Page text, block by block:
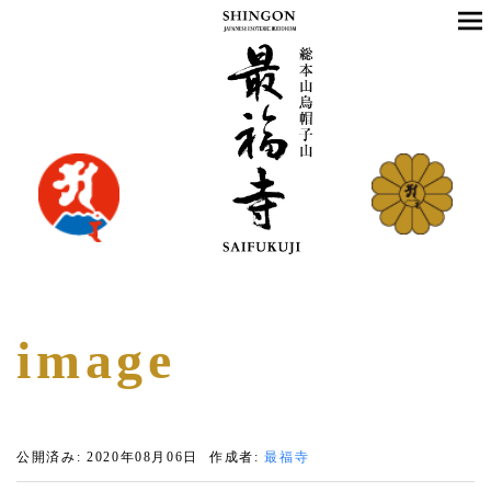
image
公開済み: 2020年08月06日 作成者:最福寺